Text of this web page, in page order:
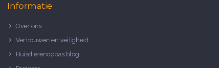
Informatie
Over ons
Vertrouwen en veiligheid
Huisdierenoppas blog